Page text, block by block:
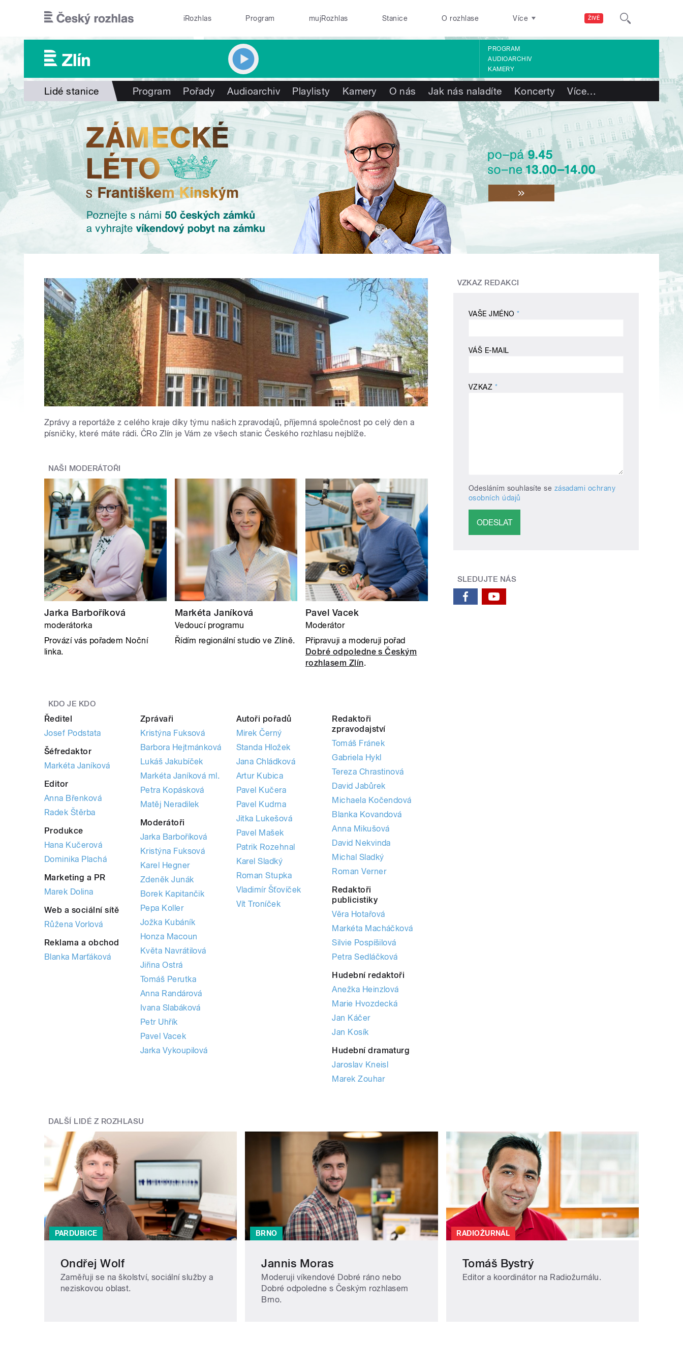
ŽIVĚ
iRozhlas Program mujRozhlas Stanice O rozhlase Více
PROGRAM
AUDIOARCHIV
KAMERY
Lidé stanice Program Pořady Audioarchiv Playlisty Kamery O nás Jak nás naladíte Koncerty Více…
Zprávy a reportáže z celého kraje díky týmu našich zpravodajů, příjemná společnost po celý den a
písničky, které máte rádi. ČRo Zlín je Vám ze všech stanic Českého rozhlasu nejblíže. ​
NAŠI MODERÁTOŘI
Jarka Barboříková
moderátorka
Provází vás pořadem Noční
linka.
Markéta Janíková
Vedoucí programu
Řídím regionální studio ve Zlíně.
Pavel Vacek
Moderátor
Připravuji a moderuji pořad
Dobré odpoledne s Českým
rozhlasem Zlín.
KDO JE KDO
Ředitel
Josef Podstata
Šéfredaktor
Markéta Janíková
Editor
Anna Břenková
Radek Štěrba
Produkce
Hana Kučerová
Dominika Plachá
Marketing a PR
Marek Dolina
Web a sociální sítě
Růžena Vorlová
Reklama a obchod
Blanka Marťáková
Zprávaři
Kristýna Fuksová
Barbora Hejtmánková
Lukáš Jakubíček
Markéta Janíková ml.
Petra Kopásková
Matěj Neradilek
Moderátoři
Jarka Barboříková
Kristýna Fuksová
Karel Hegner
Zdeněk Junák
Borek Kapitančik
Pepa Koller
Jožka Kubáník
Honza Macoun
Květa Navrátilová
Jiřina Ostrá
Tomáš Perutka
Anna Randárová
Ivana Slabáková
Petr Uhřík
Pavel Vacek
Jarka Vykoupilová
Autoři pořadů
Mirek Černý
Standa Hložek
Jana Chládková
Artur Kubica
Pavel Kučera
Pavel Kudrna
Jitka Lukešová
Pavel Mašek
Patrik Rozehnal
Karel Sladký
Roman Stupka
Vladimír Šťovíček
Vít Troníček
Redaktoři
zpravodajství
Tomáš Fránek
Gabriela Hykl
Tereza Chrastinová
David Jabůrek
Michaela Kočendová
Blanka Kovandová
Anna Mikušová
David Nekvinda
Michal Sladký
Roman Verner
Redaktoři
publicistiky
Věra Hotařová
Markéta Macháčková
Silvie Pospíšilová
Petra Sedláčková
Hudební redaktoři
Anežka Heinzlová
Marie Hvozdecká
Jan Káčer
Jan Kosík
Hudební dramaturg
Jaroslav Kneisl
Marek Zouhar
VZKAZ REDAKCI
VAŠE JMÉNO*
VÁŠ E-MAIL
VZKAZ *
Odesláním souhlasíte se zásadami ochrany
osobních údajů
SLEDUJTE NÁS
DALŠÍ LIDÉ Z ROZHLASU
PARDUBICE
Ondřej Wolf
Zaměřuji se na školství, sociální služby a
neziskovou oblast.
BRNO
Jannis Moras
Moderuji víkendové Dobré ráno nebo
Dobré odpoledne s Českým rozhlasem
Brno.
RADIOŽURNÁL
Tomáš Bystrý
Editor a koordinátor na Radiožurnálu.